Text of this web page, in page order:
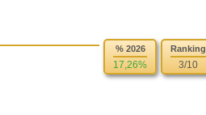
% 2026
17,26%
Ranking
3/10